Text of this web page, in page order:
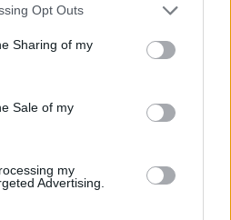
Opt Outs
Sharing of my
Sale of my
my
Advertising.